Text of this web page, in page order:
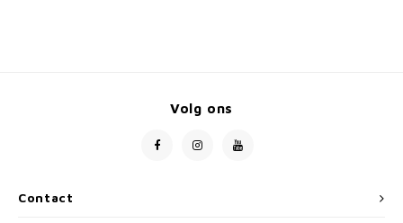
Contact
Volg ons